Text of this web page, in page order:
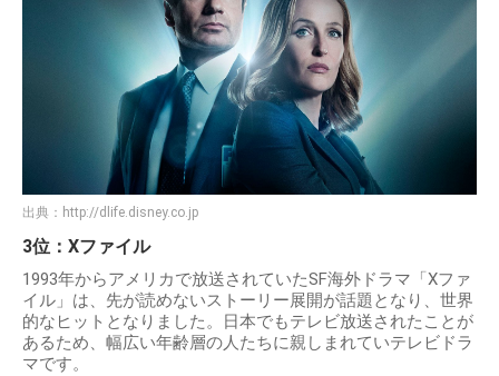
出典： http://dlife.disney.co.jp
3位：Xファイル
1993年からアメリカで放送されていたSF海外ドラマ「Xファ
イル」は、先が読めないストーリー展開が話題となり、世界
的なヒットとなりました。日本でもテレビ放送されたことが
あるため、幅広い年齢層の人たちに親しまれていテレビドラ
マです。